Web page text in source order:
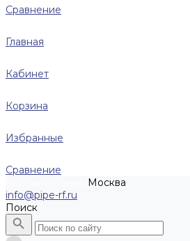
Сравнение
Главная
Кабинет
Корзина
Избранные
Сравнение
Москва
info@pipe-rf.ru
Поиск